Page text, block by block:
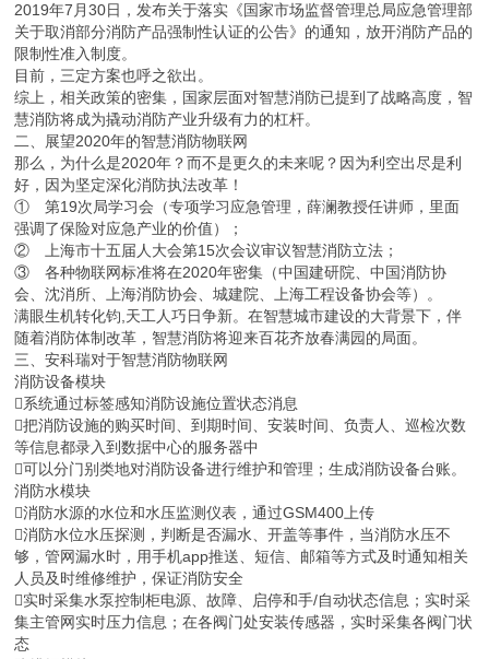
2019年7月30日，发布关于落实《国家市场监督管理总局应急管理部
关于取消部分消防产品强制性认证的公告》的通知，放开消防产品的
限制性准入制度。
目前，三定方案也呼之欲出。
综上，相关政策的密集，国家层面对智慧消防已提到了战略高度，智
慧消防将成为撬动消防产业升级有力的杠杆。
二、展望2020年的智慧消防物联网
那么，为什么是2020年？而不是更久的未来呢？因为利空出尽是利
好，因为坚定深化消防执法改革！
① 第19次局学习会（专项学习应急管理，薛澜教授任讲师，里面
强调了保险对应急产业的价值）；
② 上海市十五届人大会第15次会议审议智慧消防立法；
③ 各种物联网标准将在2020年密集（中国建研院、中国消防协
会、沈消所、上海消防协会、城建院、上海工程设备协会等）。
满眼生机转化钧,天工人巧日争新。在智慧城市建设的大背景下，伴
随着消防体制改革，智慧消防将迎来百花齐放春满园的局面。
三、安科瑞对于智慧消防物联网
消防设备模块
系统通过标签感知消防设施位置状态消息
把消防设施的购买时间、到期时间、安装时间、负责人、巡检次数
等信息都录入到数据中心的服务器中
可以分门别类地对消防设备进行维护和管理；生成消防设备台账。
消防水模块
消防水源的水位和水压监测仪表，通过GSM400上传
消防水位水压探测，判断是否漏水、开盖等事件，当消防水压不
够，管网漏水时，用手机app推送、短信、邮箱等方式及时通知相关
人员及时维修维护，保证消防安全
实时采集水泵控制柜电源、故障、启停和手/自动状态信息；实时采
集主管网实时压力信息；在各阀门处安装传感器，实时采集各阀门状
态